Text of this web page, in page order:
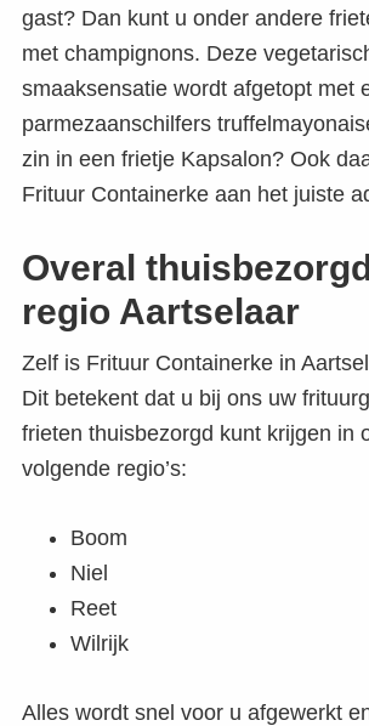
gast? Dan kunt u onder andere
met champignons. Deze
smaaksensatie wordt afgetopt met
parmezaanschilfers
zin in een frietje Kapsalon? Ook
Frituur Containerke aan het juiste
Overal
regio Aartselaar
Zelf is Frituur Containerke in
Dit betekent dat u bij ons uw
frieten thuisbezorgd kunt krijgen in
volgende regio’s:
Boom
Niel
Reet
Wilrijk
Alles wordt snel voor u afgewerkt